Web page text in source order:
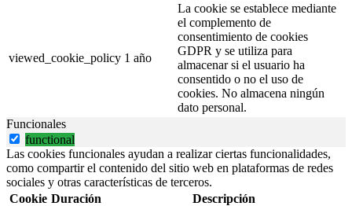
viewed_cookie_policy 1 año
La cookie se establece mediante
el complemento de
consentimiento de cookies
GDPR y se utiliza para
almacenar si el usuario ha
consentido o no el uso de
cookies. No almacena ningún
dato personal.
Funcionales
functional
Las cookies funcionales ayudan a realizar ciertas funcionalidades,
como compartir el contenido del sitio web en plataformas de redes
sociales y otras características de terceros.
Cookie Duración Descripción